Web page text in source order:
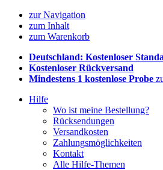
zur Navigation
zum Inhalt
zum Warenkorb
Deutschland: Kostenloser
Kostenloser Rückversand
Mindestens 1 kostenlose Probe
Hilfe
Wo ist meine Bestellung?
Rücksendungen
Versandkosten
Zahlungsmöglichkeiten
Kontakt
Alle Hilfe-Themen